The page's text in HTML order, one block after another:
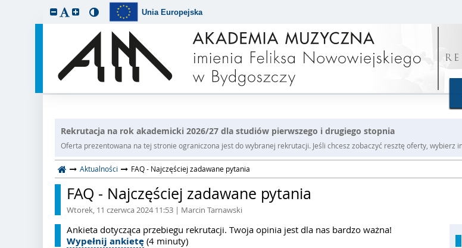
Unia Europejska
Rekrutacja na rok akademicki 2026/27 dla studiów pierwszego i drugiego stopnia
Oferta prezentowana na tej stronie ograniczona jest do wybranej rekrutacji. Jeśli chcesz zobaczyć resztę oferty, wybierz
Aktualności FAQ - Najczęściej zadawane pytania
FAQ - Najczęściej zadawane pytania
Wtorek, 11 czerwca 2024 11:53 | Marcin Tarnawski
Ankieta dotycząca przebiegu rekrutacji. Twoja opinia jest dla nas bardzo ważna!
Wypełnij ankietę (4 minuty)